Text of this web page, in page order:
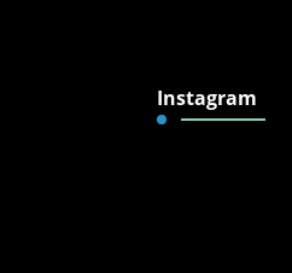
Instagram